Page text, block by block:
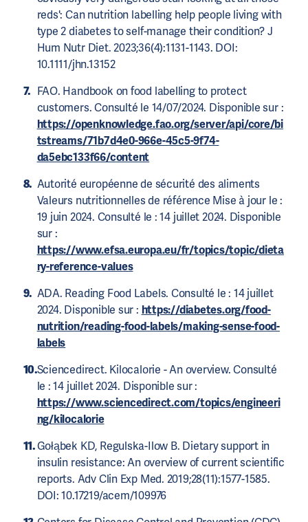
reds': Can nutrition labelling help people living with
type 2 diabetes to self-manage their condition? J
Hum Nutr Diet. 2023;36(4):1131-1143. DOI:
10.1111/jhn.13152
FAO. Handbook on food labelling to protect
customers. Consulté le 14/07/2024. Disponible sur :
https://openknowledge.fao.org/server/api/core/bi
tstreams/71b7d4e0-966e-45c5-9f74-
da5ebc133f66/content
Autorité européenne de sécurité des aliments
Valeurs nutritionnelles de référence Mise à jour le :
19 juin 2024. Consulté le : 14 juillet 2024. Disponible
sur :
https://www.efsa.europa.eu/fr/topics/topic/dieta
ry-reference-values
ADA. Reading Food Labels. Consulté le : 14 juillet
2024. Disponible sur : https://diabetes.org/food-
nutrition/reading-food-labels/making-sense-food-
labels
Sciencedirect. Kilocalorie - An overview. Consulté
le : 14 juillet 2024. Disponible sur :
https://www.sciencedirect.com/topics/engineeri
ng/kilocalorie
Gołąbek KD, Regulska-Ilow B. Dietary support in
insulin resistance: An overview of current scientific
reports. Adv Clin Exp Med. 2019;28(11):1577-1585.
DOI: 10.17219/acem/109976